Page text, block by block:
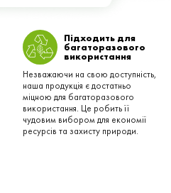
Підходить для
багаторазового
використання
Незважаючи на свою доступність,
наша продукція є достатньо
міцною для багаторазового
використання. Це робить її
чудовим вибором для економії
ресурсів та захисту природи.